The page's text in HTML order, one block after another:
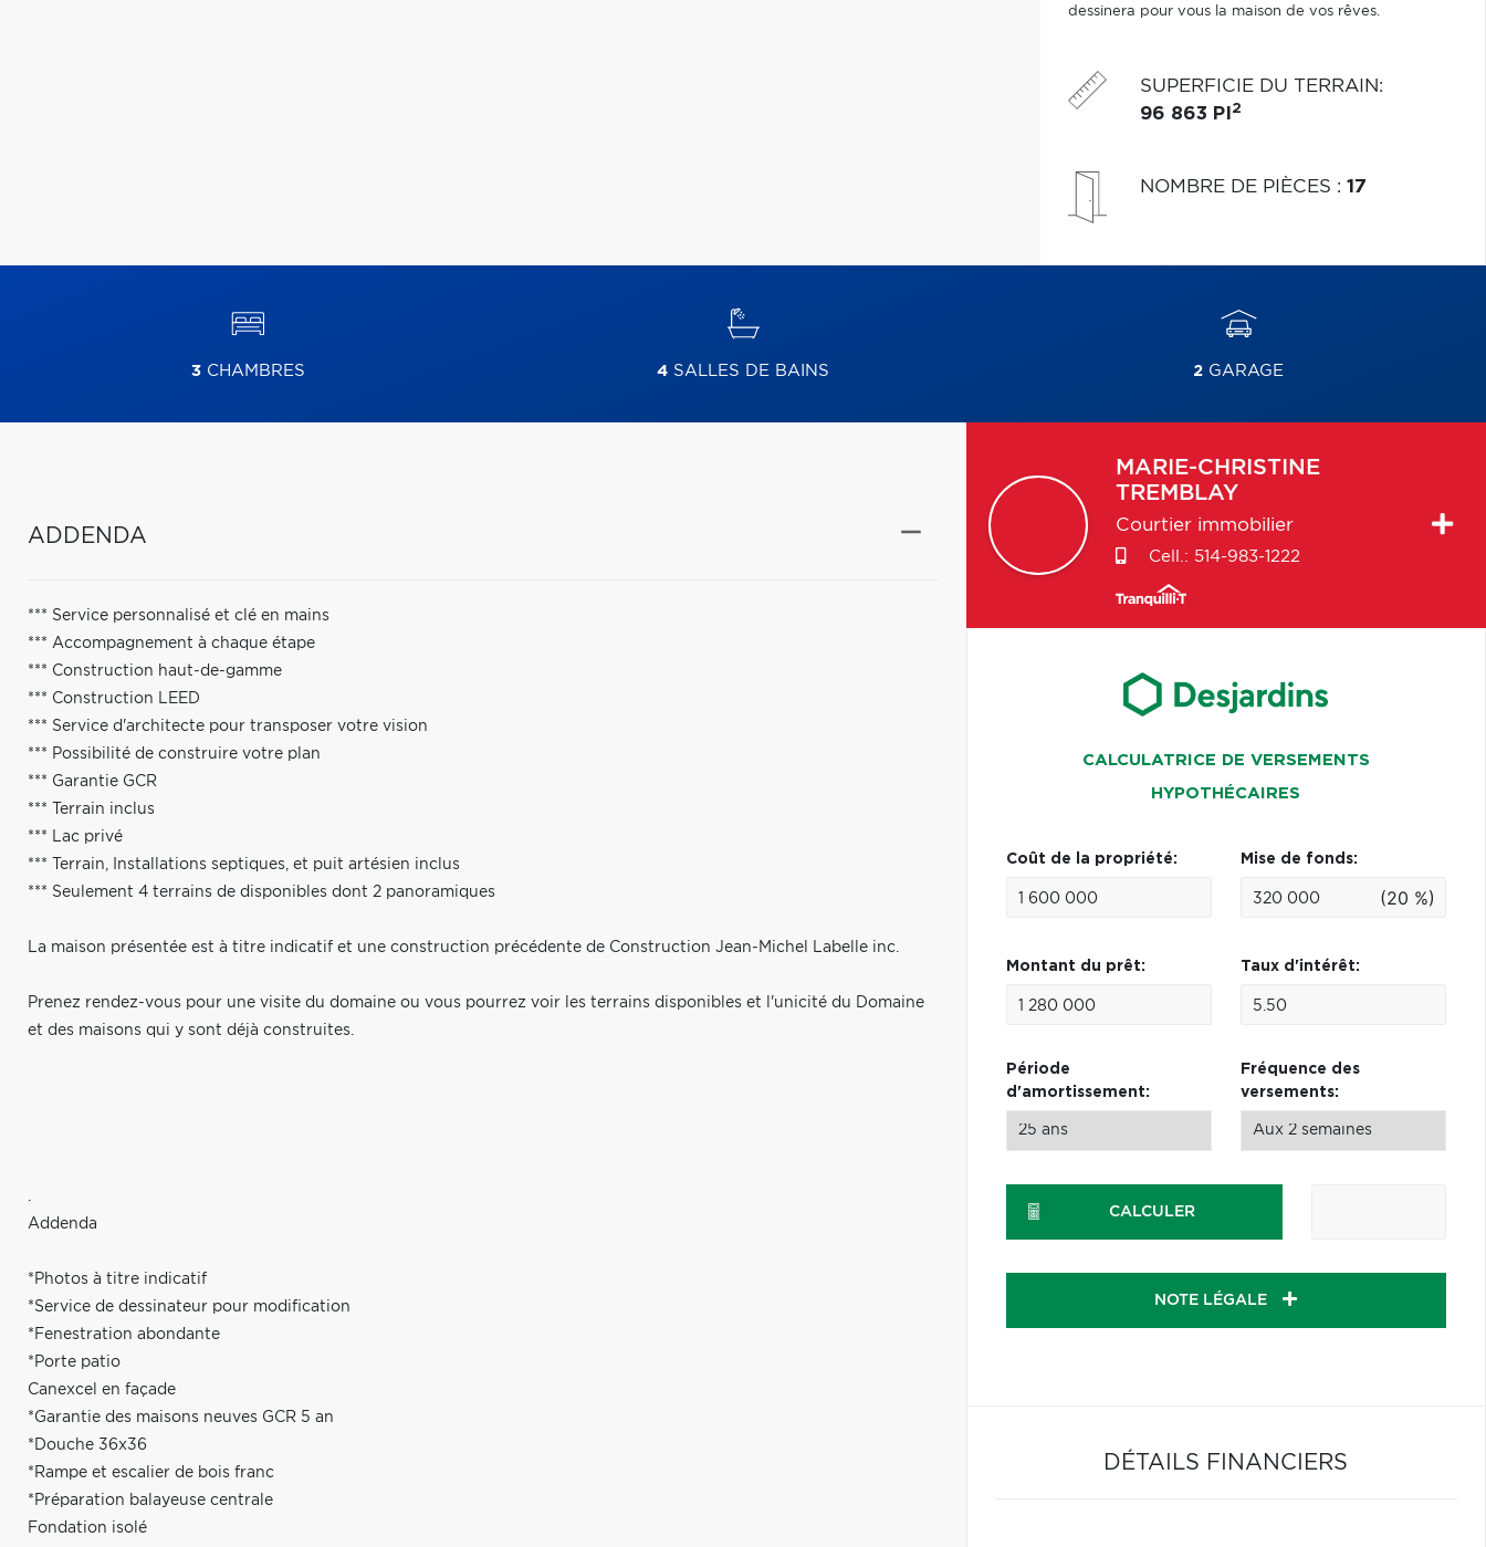
dessinera pour vous la maison de vos rêves.
SUPERFICIE DU TERRAIN:
96 863 PI 2
NOMBRE DE PIÈCES : 17
3CHAMBRES 4 SALLES DE BAINS 2 GARAGE
ADDENDA
*** Service personnalisé et clé en mains
*** Accompagnement à chaque étape
*** Construction haut-de-gamme
*** Construction LEED
*** Service d'architecte pour transposer votre vision
*** Possibilité de construire votre plan
*** Garantie GCR
*** Terrain inclus
*** Lac privé
*** Terrain, Installations septiques, et puit artésien inclus
*** Seulement 4 terrains de disponibles dont 2 panoramiques
La maison présentée est à titre indicatif et une construction précédente de Construction Jean-Michel Labelle inc.
Prenez rendez-vous pour une visite du domaine ou vous pourrez voir les terrains disponibles et l'unicité du Domaine
et des maisons qui y sont déjà construites.
.
Addenda
*Photos à titre indicatif
*Service de dessinateur pour modification
*Fenestration abondante
*Porte patio
Canexcel en façade
*Garantie des maisons neuves GCR 5 an
*Douche 36x36
*Rampe et escalier de bois franc
*Préparation balayeuse centrale
Fondation isolé
MARIE-CHRISTINE
TREMBLAY
Courtier immobilier
Cell.: 514-983-1222
CALCULATRICE DE VERSEMENTS
HYPOTHÉCAIRES
Coût de la propriété: Mise de fonds:
(20 %)
Montant du prêt: Taux d'intérêt:
Période
d'amortissement:
Fréquence des
versements:
CALCULER
NOTE LÉGALE
DÉTAILS FINANCIERS